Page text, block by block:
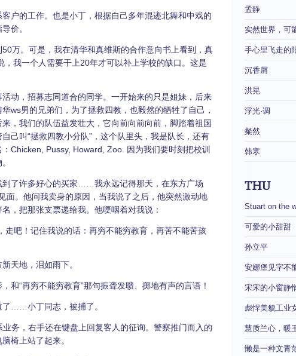
户的工作。也是小丁，根据自己多年混迹北舞和中戏的
价。
万。可是，我在清华和真维斯的合作意向书上看到，真
我一个人需要干上20年才可以补上学校的缺口。这是
动，招募志同道合的同学。一开始来的只是姐妹，后来
ws男的兄弟们，为了拯救四教，也毅然的牺牲了自己，
，我们的队伍益发壮大，它向前向前向前，脚踏着祖国
己叫“拯救四教小分队”，这个队里头，我是队长，还有
Chicken, Pussy, Howard, Zoo. 因为我们要时刻把校训
到了许多好心的买家……我永远记得那天，在东方广场
面。他问我卖身的原因，当我说了之后，他突然激动地
，把那张支票递给我。他哽咽着对我说：
走吧！记住我说的话：再穷不能穷教育，再苦不能苦孩
天地，泪如雨下。
和“再穷不能穷教育”那句振聋发聩、掷地有声的言语！
……小丁同志，被捕了。
务，右手还在键盘上回复客人的征询。警察推门而入的
椅上站了起来。
孟静
实然世界，可
手心里飞走的
沉香屑
洪晃
浮光·调
粲然
韩寒
THU
Stuart on the
可爱的小甜甜
孙立平
安娜堡见字不
宋宋的小窗静
彪悍美貌工业
慧质兰心，暖
懒是一种文青